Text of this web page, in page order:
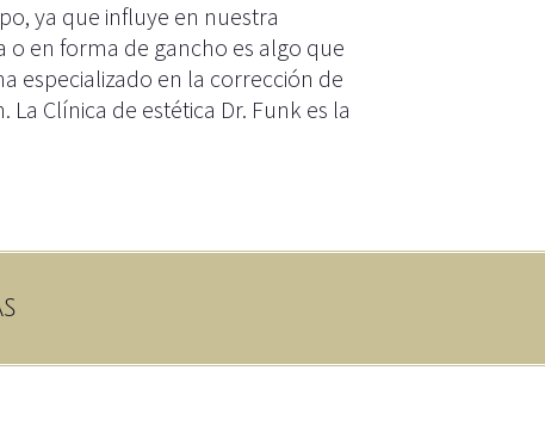
ya que influye en nuestra
en forma de gancho es algo que
especializado en la corrección de
Clínica de estética Dr. Funk es la